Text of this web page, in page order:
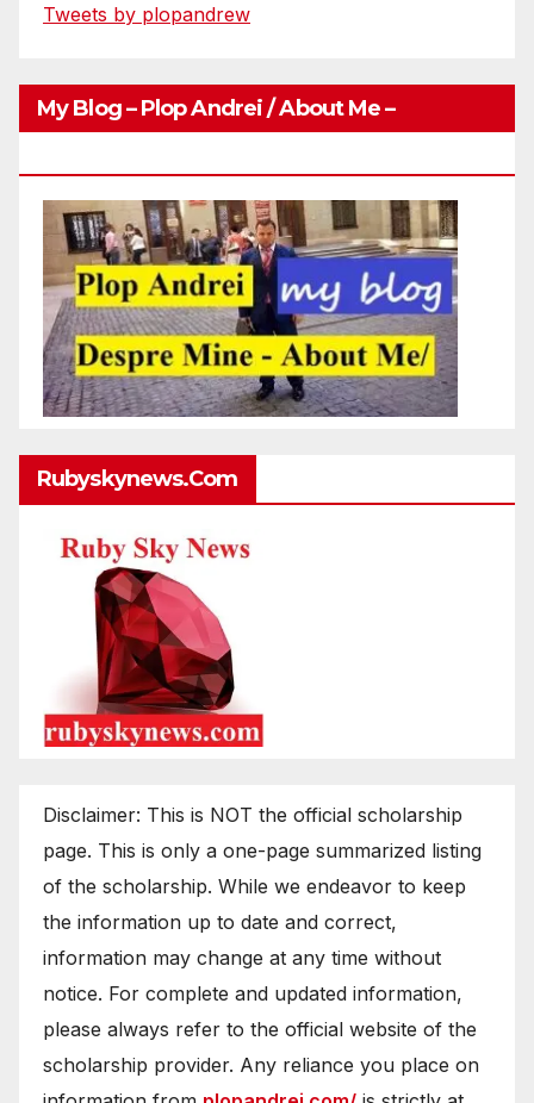
Tweets by plopandrew
My Blog – Plop Andrei / About Me –
Rubyskynews.com
Disclaimer: This is NOT the official scholarship
page. This is only a one-page summarized listing
of the scholarship. While we endeavor to keep
the information up to date and correct,
information may change at any time without
notice. For complete and updated information,
please always refer to the official website of the
scholarship provider. Any reliance you place on